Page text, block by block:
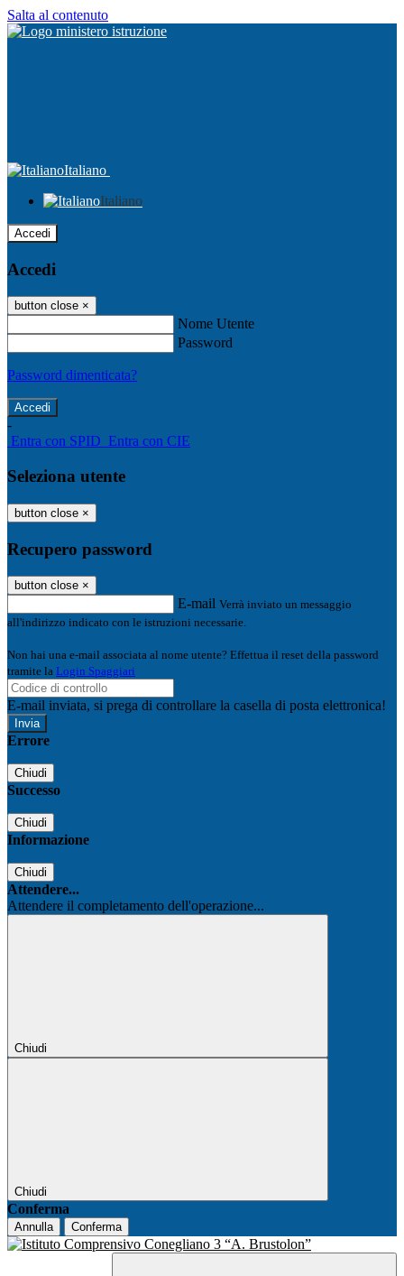
Salta al contenuto
Italiano
Italiano
Accedi
Accedi
button close ×
Nome Utente
Password
Password dimenticata?
-
Entra con SPID Entra con CIE
Seleziona utente
button close ×
Recupero password
button close ×
E-mail Verrà inviato un messaggio
all'indirizzo indicato con le istruzioni necessarie.
Non hai una e-mail associata al nome utente? Effettua il reset della password
tramite la Login Spaggiari
E-mail inviata, si prega di controllare la casella di posta elettronica!
Errore
Chiudi
Successo
Chiudi
Informazione
Chiudi
Attendere...
Attendere il completamento dell'operazione...
Chiudi
Chiudi
Conferma
Annulla Conferma